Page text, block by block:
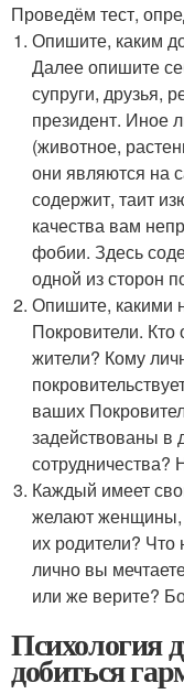
Проведём тест,
Опишите, каким
Далее опишите
супруги, друзья,
президент. Иное
(животное,
они являются на
содержит, таит
качества вам
фобии. Здесь
одной из сторон
Опишите, какими
Покровители.
жители? Кому
ваших
задействованы в
сотрудничества?
Каждый имеет
желают женщины,
их родители?
лично вы
или же верите?
Психология
добиться